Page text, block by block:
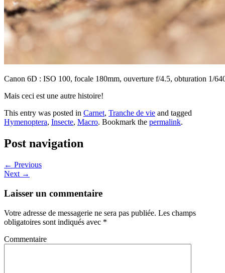
Canon 6D : ISO 100, focale 180mm, ouverture f/4.5, obturation 1/
Mais ceci est une autre histoire!
This entry was posted in Carnet, Tranche de vie and tagged
Hymenoptera, Insecte, Macro. Bookmark the permalink.
Post navigation
← Previous
Next →
Laisser un commentaire
Votre adresse de messagerie ne sera pas publiée. Les champs
obligatoires sont indiqués avec *
Commentaire